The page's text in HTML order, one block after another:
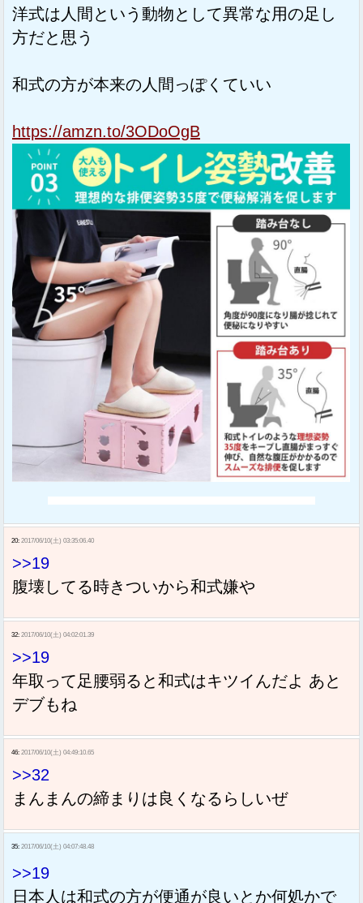
洋式は人間という動物として異常な用の足し
方だと思う
和式の方が本来の人間っぽくていい
https://amzn.to/3ODoOgB
20: 2017/06/10(土) 03:35:06.40
>>19
腹壊してる時きついから和式嫌や
32: 2017/06/10(土) 04:02:01.39
>>19
年取って足腰弱ると和式はキツイんだよ あと
デブもね
46: 2017/06/10(土) 04:49:10.65
>>32
まんまんの締まりは良くなるらしいぜ
35: 2017/06/10(土) 04:07:48.48
>>19
日本人は和式の方が便通が良いとか何処かで